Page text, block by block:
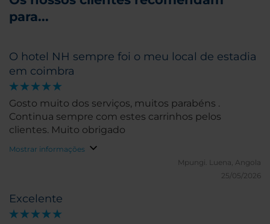
para...
O hotel NH sempre foi o meu local de estadia
em coimbra
Gosto muito dos serviços, muitos parabéns .
Continua sempre com estes carrinhos pelos
clientes. Muito obrigado
Mostrar informações
Mpungi.
Luena, Angola
25/05/2026
Excelente